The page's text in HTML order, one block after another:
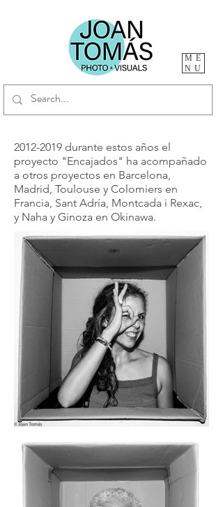
ME
NU
2012-2019 durante estos años el
proyecto "Encajados" ha acompañado
a otros proyectos en Barcelona,
Madrid, Toulouse y Colomiers en
Francia, Sant Adría, Montcada i Rexac,
y Naha y Ginoza en Okinawa.